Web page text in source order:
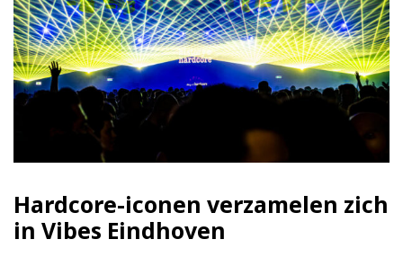
Hardcore-iconen verzamelen zich
in Vibes Eindhoven